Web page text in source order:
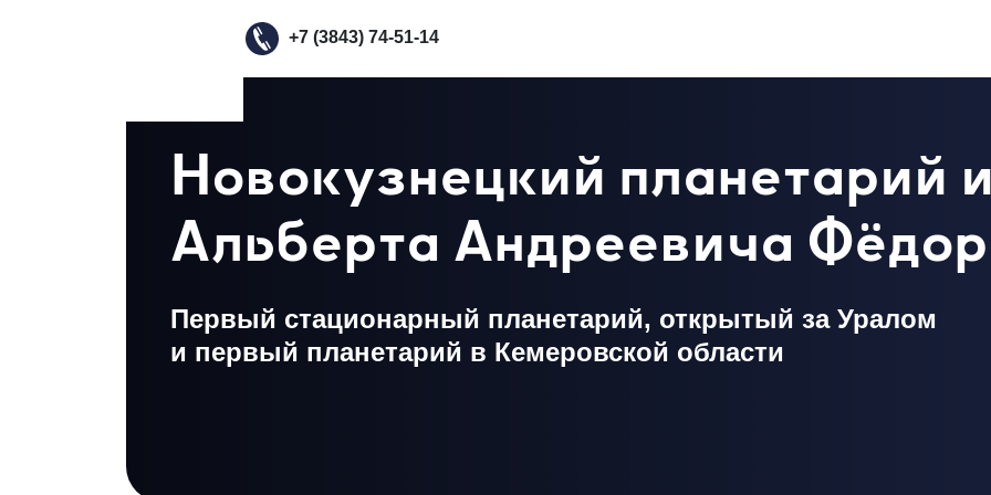
Мы в ВКонтакте
Мы в ТелеграмНаш телефон
+7 (3843) 74-51-14
Новокузнецкий планетарий
Альберта Андреевича
Первый стационарный планетарий, открытый за Уралом
и первый планетарий в Кемеровской области